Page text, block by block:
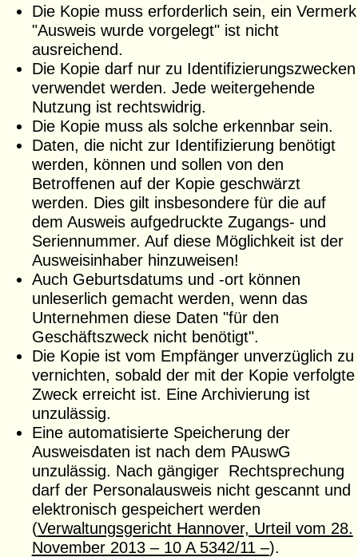
Die Kopie muss erforderlich sein, ein Vermerk
"Ausweis wurde vorgelegt" ist nicht
ausreichend.
Die Kopie darf nur zu Identifizierungszwecken
verwendet werden. Jede weitergehende
Nutzung ist rechtswidrig.
Die Kopie muss als solche erkennbar sein.
Daten, die nicht zur Identifizierung benötigt
werden, können und sollen von den
Betroffenen auf der Kopie geschwärzt
werden. Dies gilt insbesondere für die auf
dem Ausweis aufgedruckte Zugangs- und
Seriennummer. Auf diese Möglichkeit ist der
Ausweisinhaber hinzuweisen!
Auch Geburtsdatums und -ort können
unleserlich gemacht werden, wenn das
Unternehmen diese Daten "für den
Geschäftszweck nicht benötigt".
Die Kopie ist vom Empfänger unverzüglich zu
vernichten, sobald der mit der Kopie verfolgte
Zweck erreicht ist. Eine Archivierung ist
unzulässig.
Eine automatisierte Speicherung der
Ausweisdaten ist nach dem PAuswG
unzulässig. Nach gängiger Rechtsprechung
darf der Personalausweis nicht gescannt und
elektronisch gespeichert werden
(Verwaltungsgericht Hannover, Urteil vom 28.
November 2013 – 10 A 5342/11 –).